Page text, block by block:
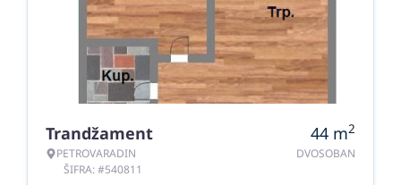
Trandžament
PETROVARADIN
ŠIFRA: #540811
44 m2
DVOSOBAN